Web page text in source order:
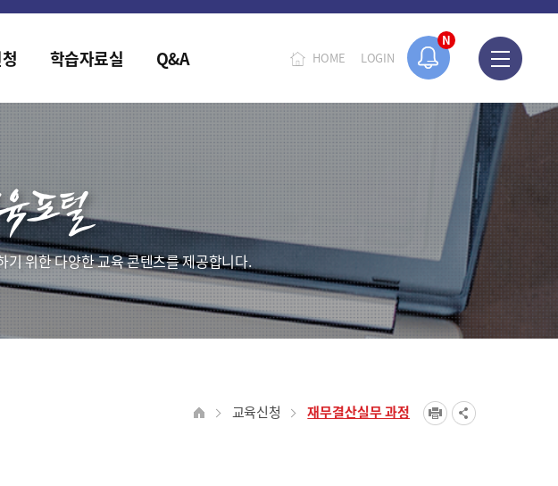
N
다.
HOME LOGIN
학습자료실 Q&A
기 위한 다양한 교육 콘텐츠를 제공합니다.
교육신청 재무결산실무 과정